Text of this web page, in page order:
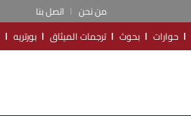
من نحن
اتصل بنا
حوارات بحوث ترجمات الميثاق بورتريه